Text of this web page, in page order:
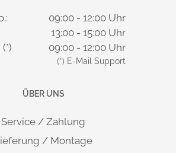
09:00 - 12:00 Uhr
13:00 - 15:00 Uhr
09:00 - 12:00 Uhr
(*) E-Mail Support
ÜBER UNS
Service / Zahlung
/ Montage